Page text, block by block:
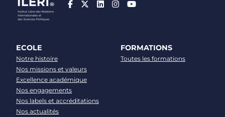
ECOLE
Notre histoire
Nos missions et valeurs
Excellence académique
Nos engagements
Nos labels et accréditations
Nos actualités
FORMATIONS
Toutes les formations